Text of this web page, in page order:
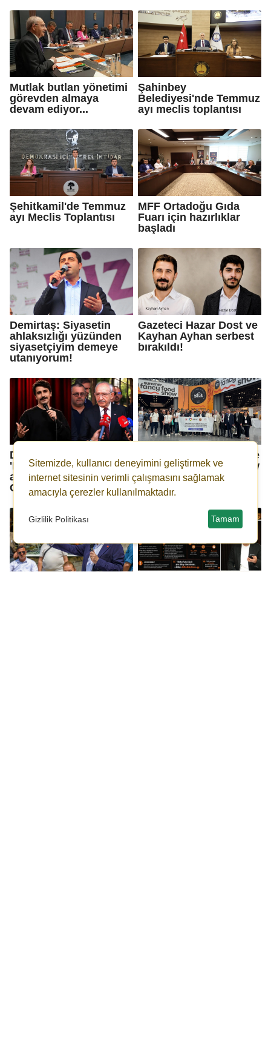
Mutlak butlan yönetimi
görevden almaya
devam ediyor...
Şahinbey
Belediyesi'nde Temmuz
ayı meclis toplantısı
Şehitkamil'de Temmuz
ayı Meclis Toplantısı
MFF Ortadoğu Gıda
Fuarı için hazırlıklar
başladı
Demirtaş: Siyasetin
ahlaksızlığı yüzünden
siyasetçiyim demeye
utanıyorum!
Gazeteci Hazar Dost ve
Kayhan Ayhan serbest
bırakıldı!
Deniz Göktaş'tan
'Kılıçdaroğlu'
açıklaması: Lütfen
CHP'yi salın dedim
GSO Gaziantep Gıda ve
İnovasyon Kümesi New
York’ta
Sitemizde, kullanıcı deneyimini geliştirmek ve
internet sitesinin verimli çalışmasını sağlamak
amacıyla çerezler kullanılmaktadır.
Gizlilik Politikası Tamam